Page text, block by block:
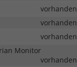
vorhanden
vorhanden
vorhanden
Monitor
vorhanden